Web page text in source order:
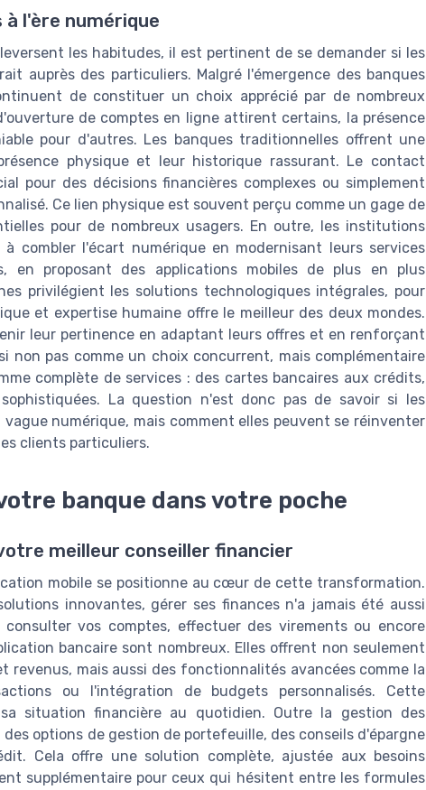
l'ère numérique
les habitudes, il est pertinent de se demander si les
auprès des particuliers. Malgré l'émergence des banques
de constituer un choix apprécié par de nombreux
de comptes en ligne attirent certains, la présence
pour d'autres. Les banques traditionnelles offrent une
physique et leur historique rassurant. Le contact
pour des décisions financières complexes ou simplement
Ce lien physique est souvent perçu comme un gage de
pour de nombreux usagers. En outre, les institutions
combler l'écart numérique en modernisant leurs services
en proposant des applications mobiles de plus en plus
privilégient les solutions technologiques intégrales, pour
et expertise humaine offre le meilleur des deux mondes.
leur pertinence en adaptant leurs offres et en renforçant
non pas comme un choix concurrent, mais complémentaire
complète de services : des cartes bancaires aux crédits,
La question n'est donc pas de savoir si les
numérique, mais comment elles peuvent se réinventer
clients particuliers.
banque dans votre poche
meilleur conseiller financier
mobile se positionne au cœur de cette transformation.
innovantes, gérer ses finances n'a jamais été aussi
vos comptes, effectuer des virements ou encore
bancaire sont nombreux. Elles offrent non seulement
revenus, mais aussi des fonctionnalités avancées comme la
ou l'intégration de budgets personnalisés. Cette
situation financière au quotidien. Outre la gestion des
options de gestion de portefeuille, des conseils d'épargne
Cela offre une solution complète, ajustée aux besoins
supplémentaire pour ceux qui hésitent entre les formules